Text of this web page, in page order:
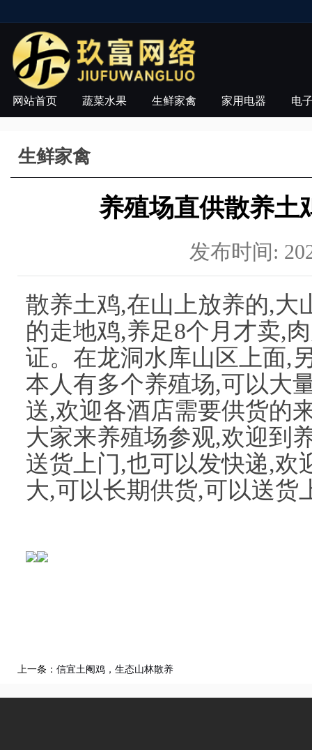
网站首页 蔬菜水果 生鲜家禽 家用电器 电
生鲜家禽
养殖场直供散养土
发布时间:
散养土鸡,在山上放养的,大
的走地鸡,养足8个月才卖,
证。在龙洞水库山区上面,
本人有多个养殖场,可以大
送,欢迎各酒店需要供货的
大家来养殖场参观,欢迎到
送货上门,也可以发快递,欢
大,可以长期供货,可以送货
上一条： 信宜土阉鸡，生态山林散养